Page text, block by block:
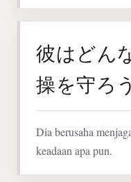
彼はどん
操を守ろ
Dia berusaha
keadaan apa pun.